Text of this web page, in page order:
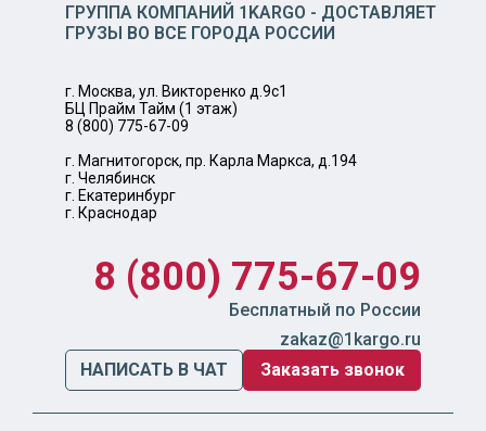
ГРУППА КОМПАНИЙ 1KARGO - ДОСТАВЛЯЕТ
ГРУЗЫ ВО ВСЕ ГОРОДА РОССИИ
г. Москва, ул. Викторенко д.9с1
БЦ Прайм Тайм (1 этаж)
8 (800) 775-67-09
г. Магнитогорск, пр. Карла Маркса, д.194
г. Челябинск
г. Екатеринбург
г. Краснодар
8 (800) 775-67-09
Бесплатный по России
zakaz@1kargo.ru
НАПИСАТЬ В ЧАТ
Заказать звонок